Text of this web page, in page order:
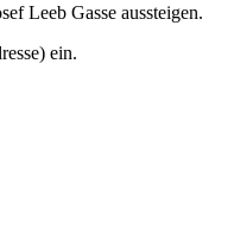
Leeb Gasse aussteigen.
ein.